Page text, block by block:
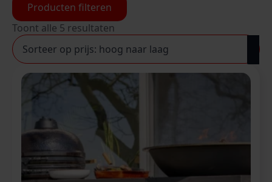
Producten filteren
Toont alle 5 resultaten
prijs:
hoog
naar
laag